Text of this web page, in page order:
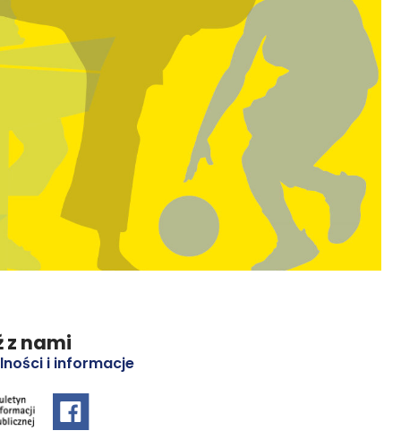
z nami
i informacje